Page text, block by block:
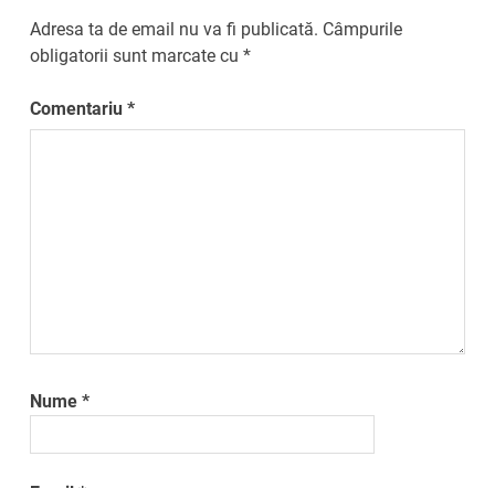
Adresa ta de email nu va fi publicată. Câmpurile
obligatorii sunt marcate cu*
Comentariu*
Nume*